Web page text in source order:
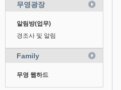
무영광장
알림방(업무)
경조사 및 알림
Family
무영 웹하드